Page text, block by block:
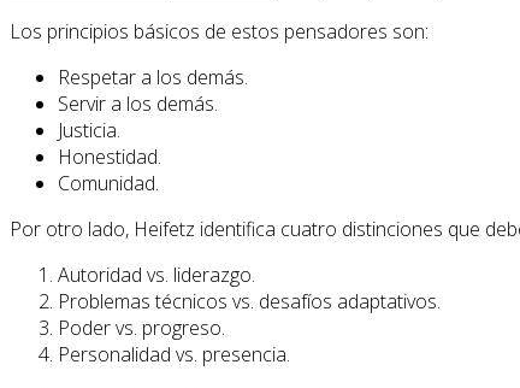
Los principios básicos de estos pensadores son:
Respetar a los demás.
Servir a los demás.
Justicia.
Honestidad.
Comunidad.
Por otro lado, Heifetz identifica cuatro distinciones que
Autoridad vs. liderazgo.
Problemas técnicos vs. desafíos adaptativos.
Poder vs. progreso.
Personalidad vs. presencia.